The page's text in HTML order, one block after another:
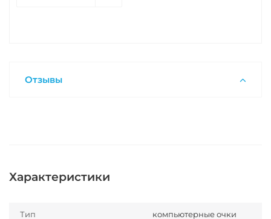
Отзывы
Характеристики
Тип компьютерные очки